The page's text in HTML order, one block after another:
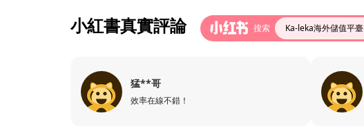
小紅書真實評論 搜索 Ka-leka海外儲值平臺
猛**哥
效率在線不錯！